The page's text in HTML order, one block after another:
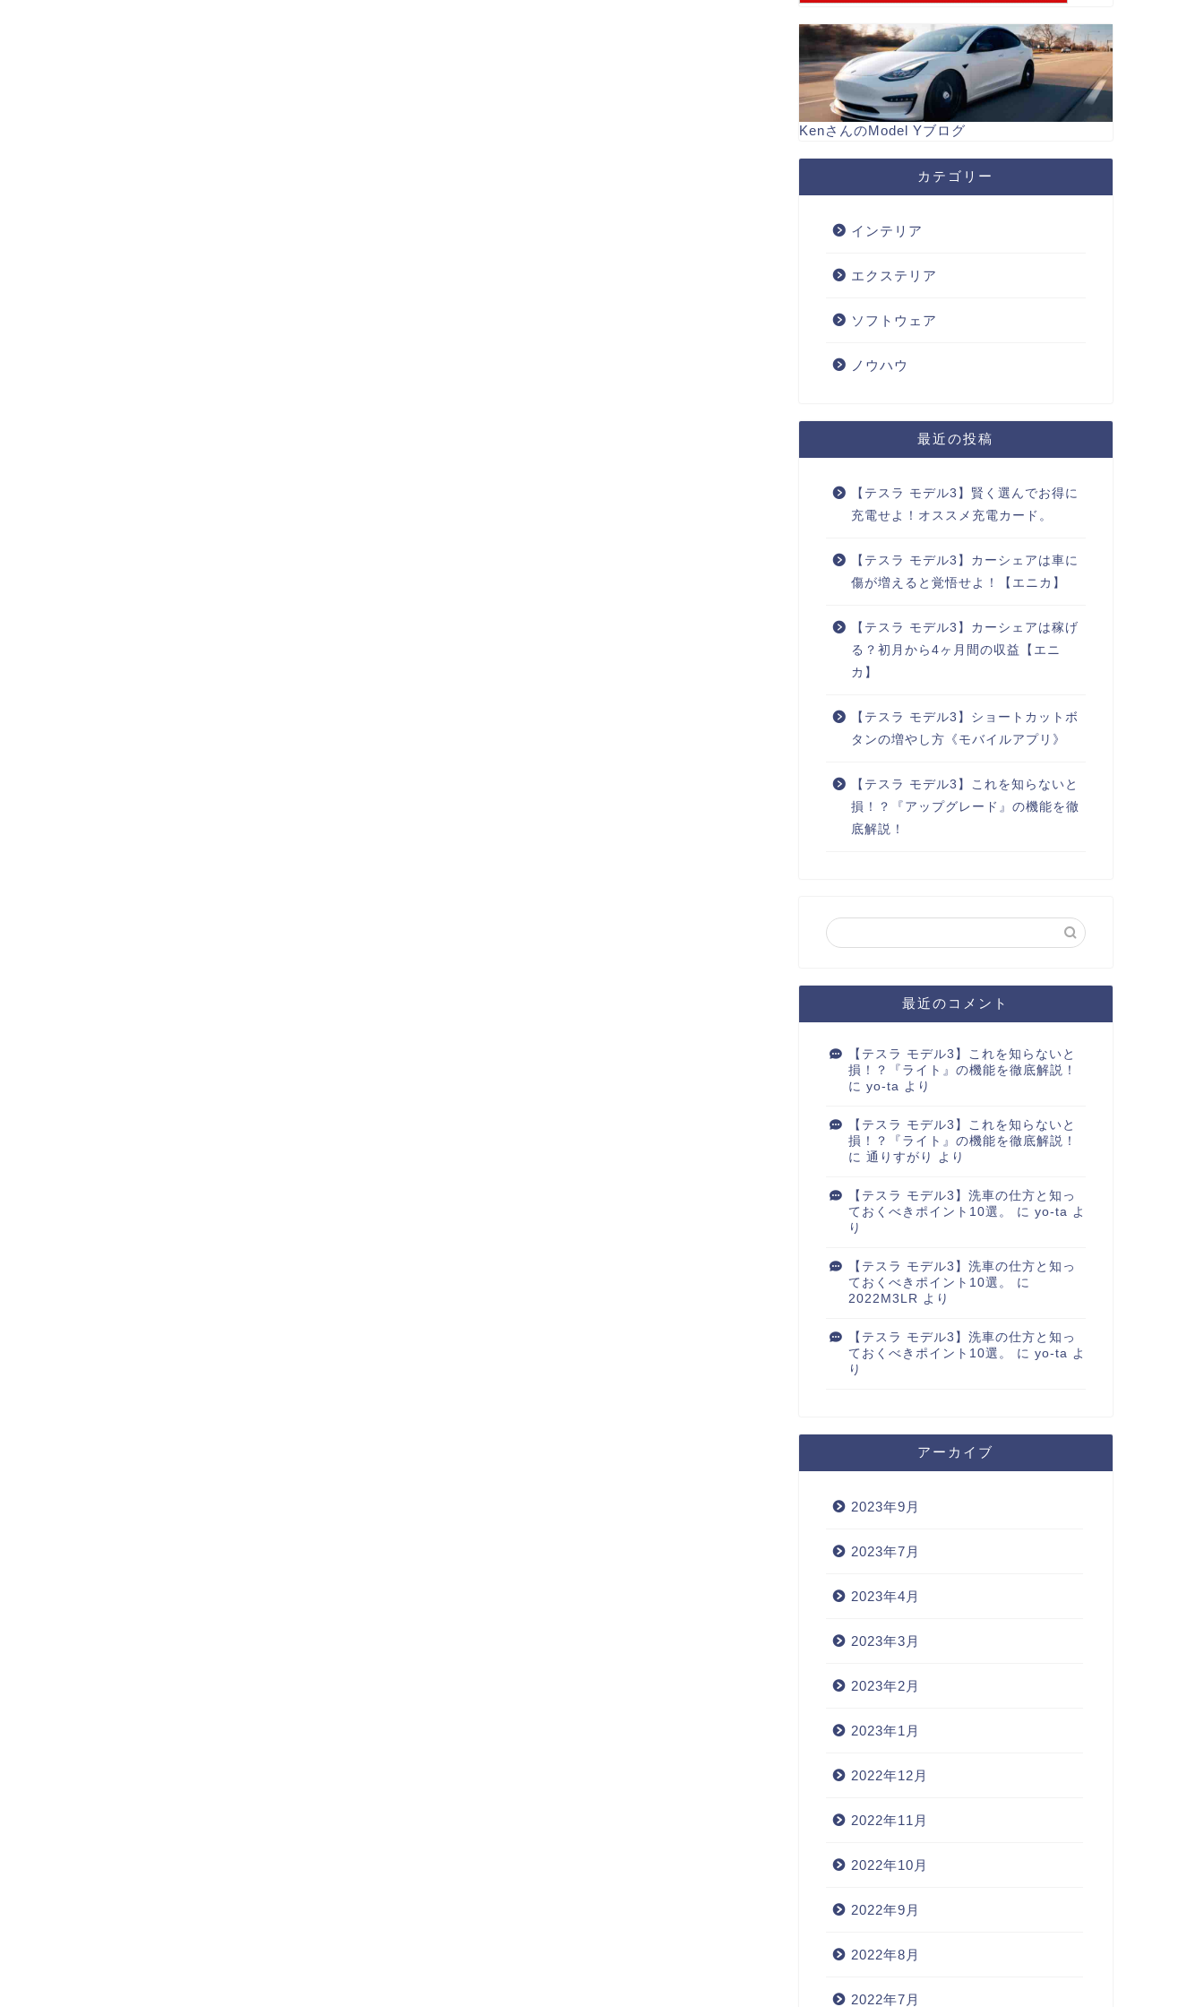
KenさんのModel Yブログ
カテゴリー
インテリア
エクステリア
ソフトウェア
ノウハウ
最近の投稿
【テスラ モデル3】賢く選んでお得に
充電せよ！オススメ充電カード。
【テスラ モデル3】カーシェアは車に
傷が増えると覚悟せよ！【エニカ】
【テスラ モデル3】カーシェアは稼げ
る？初月から4ヶ月間の収益【エニ
カ】
【テスラ モデル3】ショートカットボ
タンの増やし方《モバイルアプリ》
【テスラ モデル3】これを知らないと
損！？『アップグレード』の機能を徹
底解説！
最近のコメント
【テスラ モデル3】これを知らないと
損！？『ライト』の機能を徹底解説！
に yo-ta より
【テスラ モデル3】これを知らないと
損！？『ライト』の機能を徹底解説！
に 通りすがり より
【テスラ モデル3】洗車の仕方と知っ
ておくべきポイント10選。
に yo-ta よ
り
【テスラ モデル3】洗車の仕方と知っ
ておくべきポイント10選。
に
2022M3LR より
【テスラ モデル3】洗車の仕方と知っ
ておくべきポイント10選。
に yo-ta よ
り
アーカイブ
2023年9月
2023年7月
2023年4月
2023年3月
2023年2月
2023年1月
2022年12月
2022年11月
2022年10月
2022年9月
2022年8月
2022年7月